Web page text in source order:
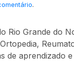
.
Rio Grande do
de aprendizado